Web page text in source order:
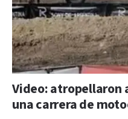
Video: atropellaron
una carrera de